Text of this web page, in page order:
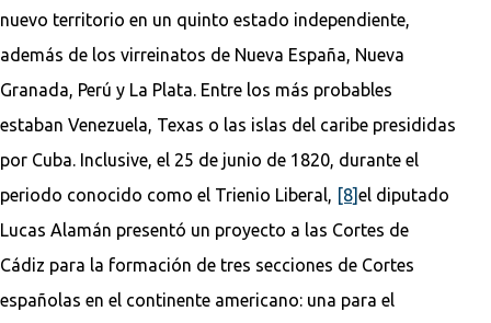
nuevo territorio en un quinto estado independiente,
además de los virreinatos de Nueva España, Nueva
Granada, Perú y La Plata. Entre los más probables
estaban Venezuela, Texas o las islas del caribe presididas
por Cuba. Inclusive, el 25 de junio de 1820, durante el
periodo conocido como el Trienio Liberal, [8]el diputado
Lucas Alamán presentó un proyecto a las Cortes de
Cádiz para la formación de tres secciones de Cortes
españolas en el continente americano: una para el